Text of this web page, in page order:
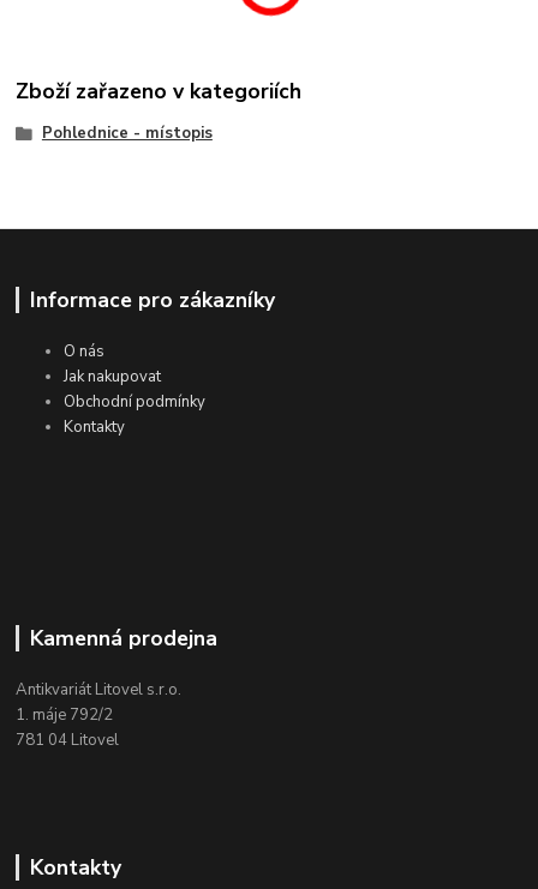
Zboží zařazeno v kategoriích
Pohlednice - místopis
Informace pro zákazníky
O nás
Jak nakupovat
Obchodní podmínky
Kontakty
Kamenná prodejna
Antikvariát Litovel s.r.o.
1. máje 792/2
781 04 Litovel
Kontakty